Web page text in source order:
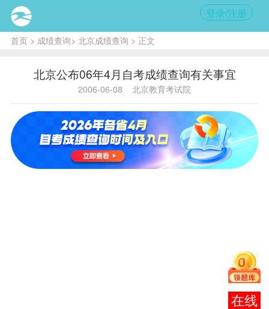
登录/注册
首页> 成绩查询> 北京成绩查询 > 正文
北京公布06年4月自考成绩查询有关事宜
2006-06-08 北京教育考试院
内
要:
考生
报考